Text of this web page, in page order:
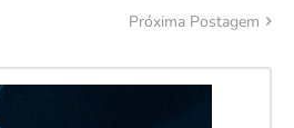
Próxima Postagem